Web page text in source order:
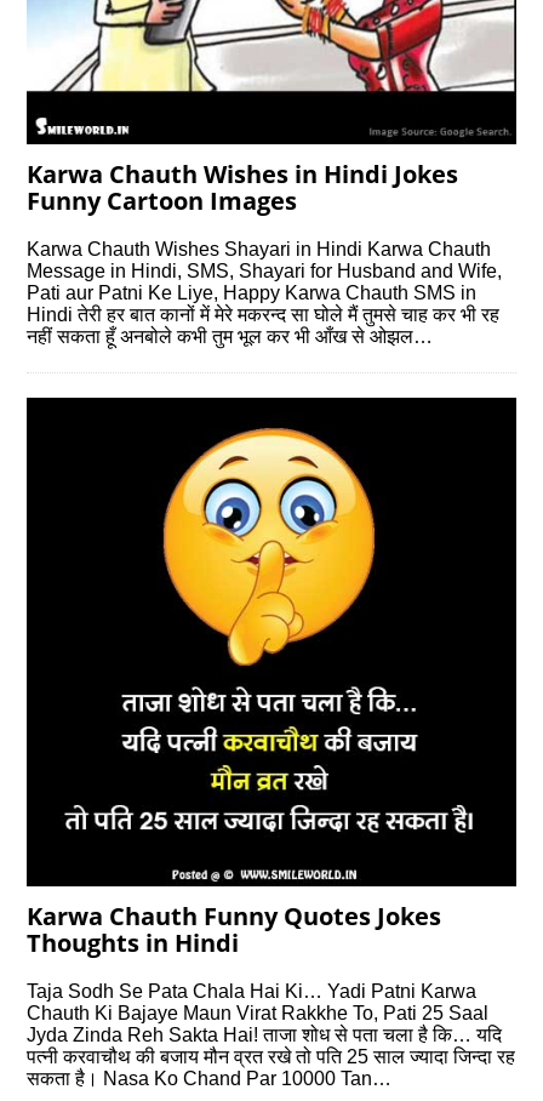
Karwa Chauth Wishes in Hindi Jokes
Funny Cartoon Images
Karwa Chauth Wishes Shayari in Hindi Karwa Chauth
Message in Hindi, SMS, Shayari for Husband and Wife,
Pati aur Patni Ke Liye, Happy Karwa Chauth SMS in
Hindi तेरी हर बात कानों में मेरे मकरन्द सा घोले मैं तुमसे चाह कर भी रह
नहीं सकता हूँ अनबोले कभी तुम भूल कर भी आँख से ओझल…
Karwa Chauth Funny Quotes Jokes
Thoughts in Hindi
Taja Sodh Se Pata Chala Hai Ki… Yadi Patni Karwa
Chauth Ki Bajaye Maun Virat Rakkhe To, Pati 25 Saal
Jyda Zinda Reh Sakta Hai! ताजा शोध से पता चला है कि… यदि
पत्‍नी करवाचौथ की बजाय मौन व्रत रखे तो पति 25 साल ज्‍यादा जिन्‍दा रह
सकता है। Nasa Ko Chand Par 10000 Tan…